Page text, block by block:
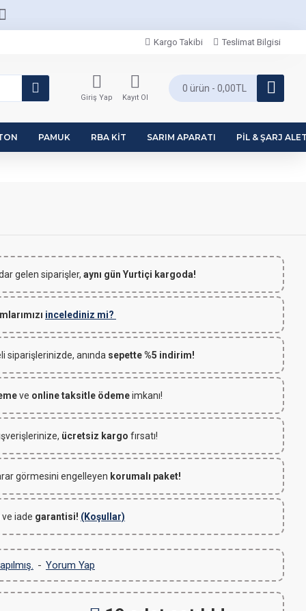
Kargo Takibi Teslimat Bilgisi
Giriş Yap Kayıt Ol
0 ürün - 0,00TL
PAMUK RBA KIT SARIM APARATI PIL & ŞARJ
gelen siparişler, aynı gün Yurtiçi kargoda!
incelediniz mi?
siparişlerinizde, anında sepette %5 indirim!
ve online taksitle ödemeimkanı!
ücretsiz kargo fırsatı!
görmesini engelleyen korumalı paket!
iade garantisi! (Koşullar)
- Yorum Yap